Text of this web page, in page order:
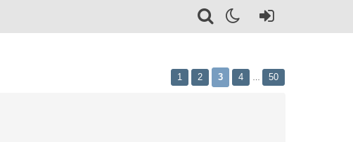
1 2 3 4 50